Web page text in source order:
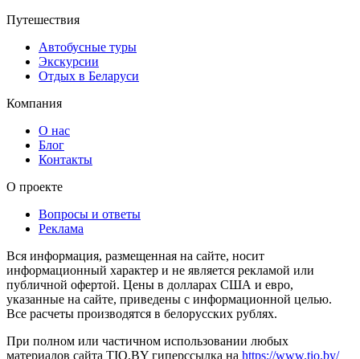
Путешествия
Автобусные туры
Экскурсии
Отдых в Беларуси
Компания
О нас
Блог
Контакты
О проекте
Вопросы и ответы
Реклама
Вся информация, размещенная на сайте, носит
информационный характер и не является рекламой или
публичной офертой. Цены в долларах США и евро,
указанные на сайте, приведены с информационной целью.
Все расчеты производятся в белорусских рублях.
При полном или частичном использовании любых
материалов сайта TIO.BY гиперссылка на https://www.tio.by/